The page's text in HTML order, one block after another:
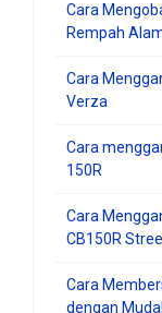
Cara
Rempah
Cara
Verza
Cara
150R
Cara
CB150R
Cara
dengan